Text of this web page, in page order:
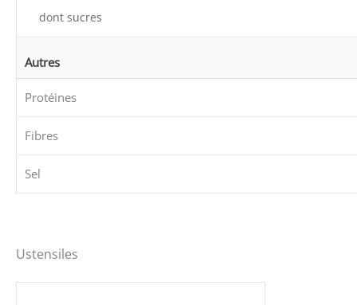
dont sucres
Autres
Protéines
Fibres
Sel
Ustensiles